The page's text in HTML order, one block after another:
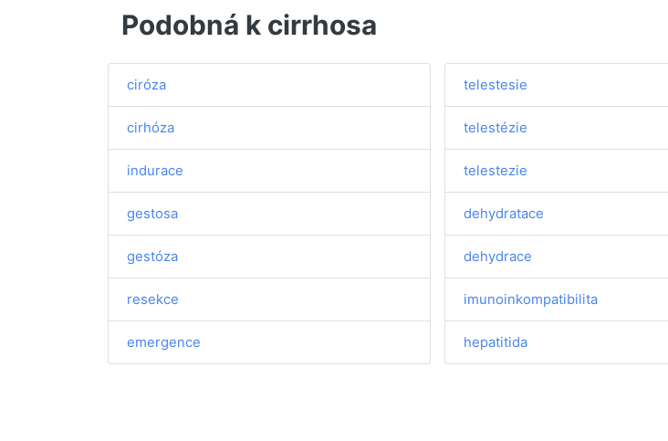
Podobná k cirrhosa
ciróza
cirhóza
indurace
gestosa
gestóza
resekce
emergence
telestesie
telestézie
telestezie
dehydratace
dehydrace
imunoinkompatibilita
hepatitida